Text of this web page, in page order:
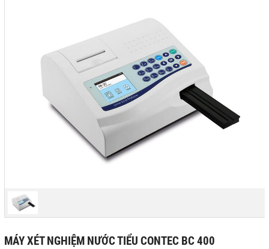
MÁY XÉT NGHIỆM NƯỚC TIỂU CONTEC BC 400